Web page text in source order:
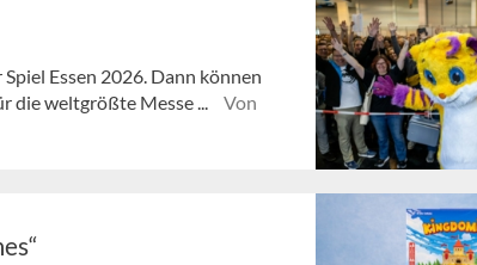
Essen 2026. Dann können
die weltgrößte Messe ...
Von